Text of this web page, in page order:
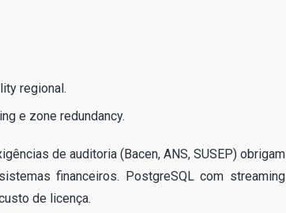
regional.
e zone redundancy.
de auditoria (Bacen, ANS, SUSEP) obrigam
financeiros. PostgreSQL com streaming
de licença.